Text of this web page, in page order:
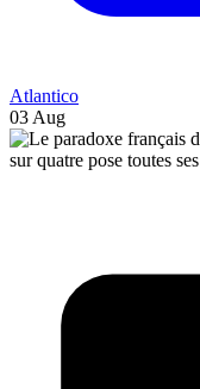
Atlantico
03 Aug